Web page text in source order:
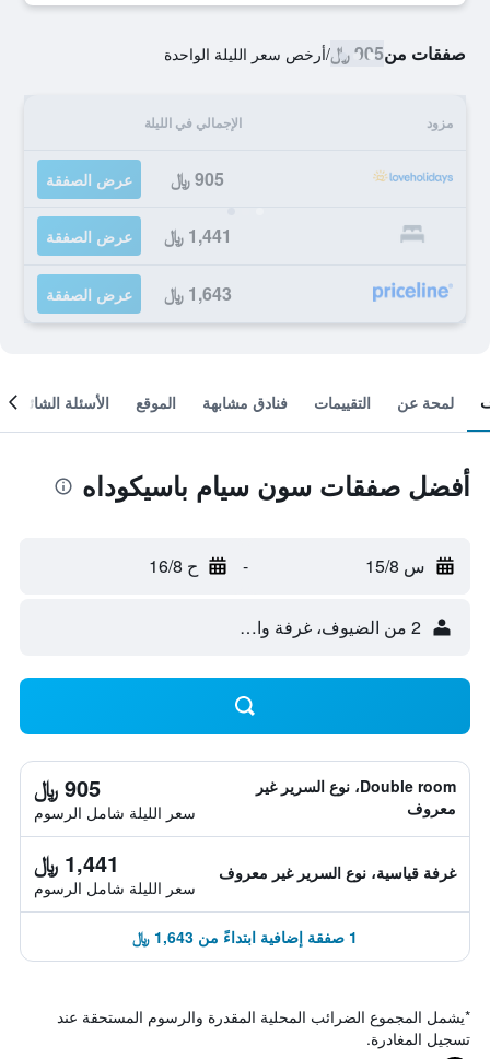
صفقات من905 ﷼ /أرخص سعر الليلة الواحدة
مزود الإجمالي في الليلة
905 ﷼ عرض الصفقة
1,441 ﷼ عرض الصفقة
1,643 ﷼ عرض الصفقة
لمحة عن التقييمات فنادق مشابهة الموقع الأسئلة الشائعة
أفضل صفقات سون سيام باسيكوداه
س 15/8 - ح 16/8
2 من الضيوف، غرفة واحدة
Double room، نوع السرير غير
معروف
905 ﷼
سعر الليلة شامل الرسوم
غرفة قياسية، نوع السرير غير معروف 1,441 ﷼
سعر الليلة شامل الرسوم
1 صفقة إضافية ابتداءً من 1,643 ﷼
*يشمل المجموع الضرائب المحلية المقدرة والرسوم المستحقة عند
تسجيل المغادرة.